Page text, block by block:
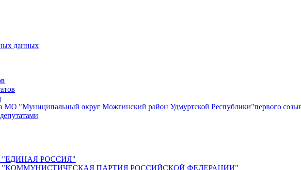
данных
МО "Муниципальный округ Можгинский район Удмуртской Республики"первого
"ЕДИНАЯ РОССИЯ"
"КОММУНИСТИЧЕСКАЯ ПАРТИЯ РОССИЙСКОЙ ФЕДЕРАЦИИ"